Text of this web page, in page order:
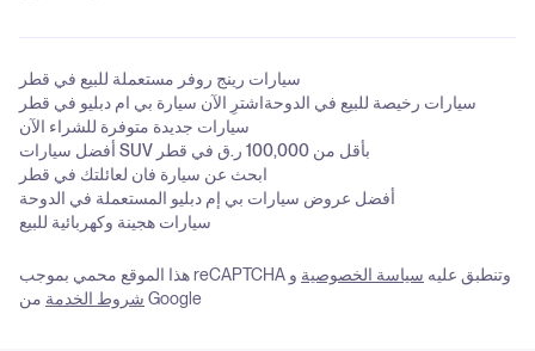
سيارات رينج روفر مستعملة للبيع في قطر
اشترِ الآن سيارة بي ام دبليو في قطرسيارات رخيصة للبيع في الدوحة
سيارات جديدة متوفرة للشراء الآن
أفضل سيارات SUV بأقل من 100,000 ر.ق في قطر
ابحث عن سيارة فان لعائلتك في قطر
أفضل عروض سيارات بي إم دبليو المستعملة في الدوحة
سيارات هجينة وكهربائية للبيع
هذا الموقع محمي بموجب reCAPTCHA وتنطبق عليه سياسة الخصوصية و
شروط الخدمة من Google